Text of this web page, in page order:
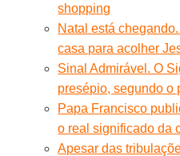
shopping
Natal está
casa para acolher
Sinal Admirável. O
presépio, segundo o
Papa Francisco
o real significado da
Apesar das